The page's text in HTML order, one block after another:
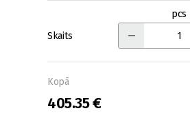
Skaits
pcs
Kopā
405.35 €